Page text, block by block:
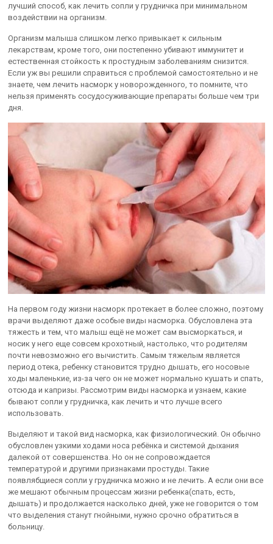
лучший способ, как лечить сопли у грудничка при минимальном
воздействии на организм.
Организм малыша слишком легко привыкает к сильным
лекарствам, кроме того, они постепенно убивают иммунитет и
естественная стойкость к простудным заболеваниям снизится.
Если уж вы решили справиться с проблемой самостоятельно и не
знаете, чем лечить насморк у новорожденного, то помните, что
нельзя применять сосудосуживающие препараты больше чем три
дня.
На первом году жизни насморк протекает в более сложно, поэтому
врачи выделяют даже особые виды насморка. Обусловлена эта
тяжесть и тем, что малыш ещё не может сам высморкаться, и
носик у него еще совсем крохотный, настолько, что родителям
почти невозможно его вычистить. Самым тяжелым является
период отека, ребенку становится трудно дышать, его носовые
ходы маленькие, из-за чего он не может нормально кушать и спать,
отсюда и капризы. Рассмотрим виды насморка и узнаем, какие
бывают сопли у грудничка, как лечить и что лучше всего
использовать.
Выделяют и такой вид насморка, как физиологический. Он обычно
обусловлен узкими ходами носа ребёнка и системой дыхания
далекой от совершенства. Но он не сопровождается
температурой и другими признаками простуды. Такие
появлябщиеся сопли у грудничка можно и не лечить. А если они все
же мешают обычным процессам жизни ребенка(спать, есть,
дышать) и продолжается насколько дней, уже не говорится о том
что выделения станут гнойными, нужно срочно обратиться в
больницу.